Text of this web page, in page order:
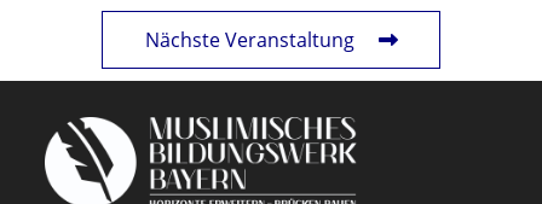
Nächste Veranstaltung